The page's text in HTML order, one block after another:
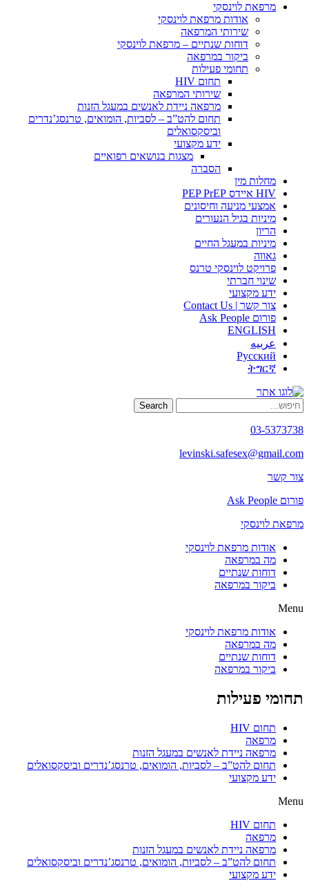
מרפאת לוינסקי
אודות מרפאת לוינסקי
שירותי המרפאה
דוחות שנתיים – מרפאת לוינסקי
ביקור במרפאה
תחומי פעילות
תחום HIV
שירותי המרפאה
מרפאה ניידת לאנשים במעגל הזנות
תחום להט”ב – לסביות, הומואים, טרנסג’נדרים
וביסקסואלים
ידע מקצועי
מצגות בנושאים רפואיים
הסברה
מחלות מין
HIV איידס PEP PrEP
אמצעי מניעה וחיסונים
מיניות בגיל הנעורים
הריון
מיניות במעגל החיים
גאווה
פרויקט לוינסקי טרנס
שינוי חברתי
ידע מקצועי
צור קשר | Contact Us
פורום Ask People
ENGLISH
عربيه
Русский
ትግርኛ
Search
03-5373738
levinski.safesex@gmail.com
צור קשר
פורום Ask People
מרפאת לוינסקי
אודות מרפאת לוינסקי
מה במרפאה
דוחות שנתיים
ביקור במרפאה
Menu
אודות מרפאת לוינסקי
מה במרפאה
דוחות שנתיים
ביקור במרפאה
תחומי פעילות
תחום HIV
מרפאה
מרפאה ניידת לאנשים במעגל הזנות
תחום להט”ב – לסביות, הומואים, טרנסג’נדרים וביסקסואלים
ידע מקצועי
Menu
תחום HIV
מרפאה
מרפאה ניידת לאנשים במעגל הזנות
תחום להט”ב – לסביות, הומואים, טרנסג’נדרים וביסקסואלים
ידע מקצועי